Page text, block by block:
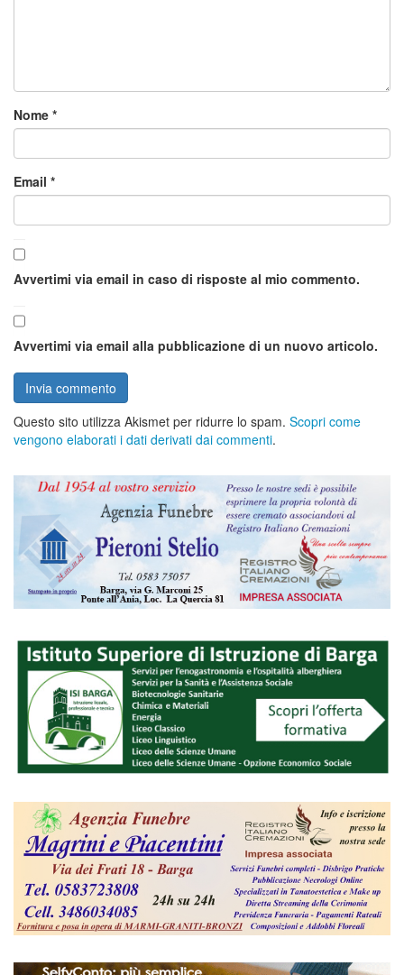
Nome *
Email *
Avvertimi via email in caso di risposte al mio commento.
Avvertimi via email alla pubblicazione di un nuovo articolo.
Questo sito utilizza Akismet per ridurre lo spam. Scopri come
vengono elaborati i dati derivati dai commenti.